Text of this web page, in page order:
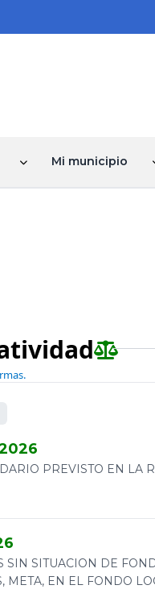
Mi municipio
PREVISTO EN LA
SITUACION DE
EN EL FONDO